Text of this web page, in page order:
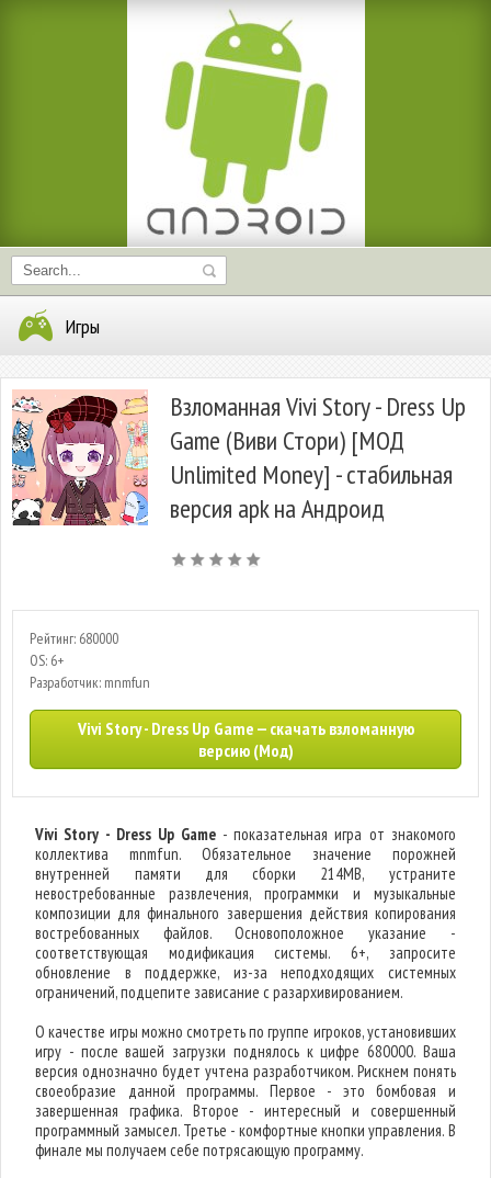
Игры
Взломанная Vivi Story - Dress Up
Game (Виви Стори) [МОД
Unlimited Money] - стабильная
версия apk на Андроид
Рейтинг: 680000
OS: 6+
Разработчик: mnmfun
Vivi Story - Dress Up Game — скачать взломанную
версию (Мод)
Vivi Story - Dress Up Game - показательная игра от знакомого
коллектива mnmfun. Обязательное значение порожней
внутренней памяти для сборки 214MB, устраните
невостребованные развлечения, программки и музыкальные
композиции для финального завершения действия копирования
востребованных файлов. Основоположное указание -
соответствующая модификация системы. 6+, запросите
обновление в поддержке, из-за неподходящих системных
ограничений, подцепите зависание с разархивированием.
О качестве игры можно смотреть по группе игроков, установивших
игру - после вашей загрузки поднялось к цифре 680000. Ваша
версия однозначно будет учтена разработчиком. Рискнем понять
своеобразие данной программы. Первое - это бомбовая и
завершенная графика. Второе - интересный и совершенный
программный замысел. Третье - комфортные кнопки управления. В
финале мы получаем себе потрясающую программу.